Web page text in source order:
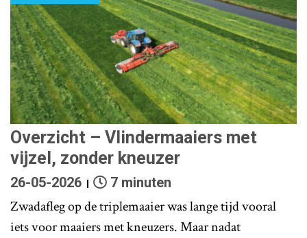
Overzicht – Vlindermaaiers met
vijzel, zonder kneuzer
26-05-2026 7 minuten
Zwadafleg op de triplemaaier was lange tijd vooral
iets voor maaiers met kneuzers. Maar nadat